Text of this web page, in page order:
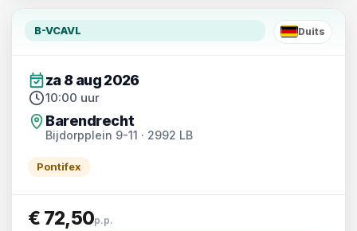
B-VCAVL
DE
Duits
za 8 aug 2026
10:00 uur
Barendrecht
Bijdorpplein 9-11 · 2992 LB
Pontifex
€ 72,50p.p.